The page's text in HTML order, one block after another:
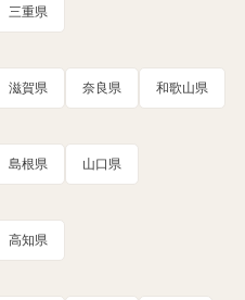
三重県
滋賀県 奈良県 和歌山県
島根県 山口県
高知県